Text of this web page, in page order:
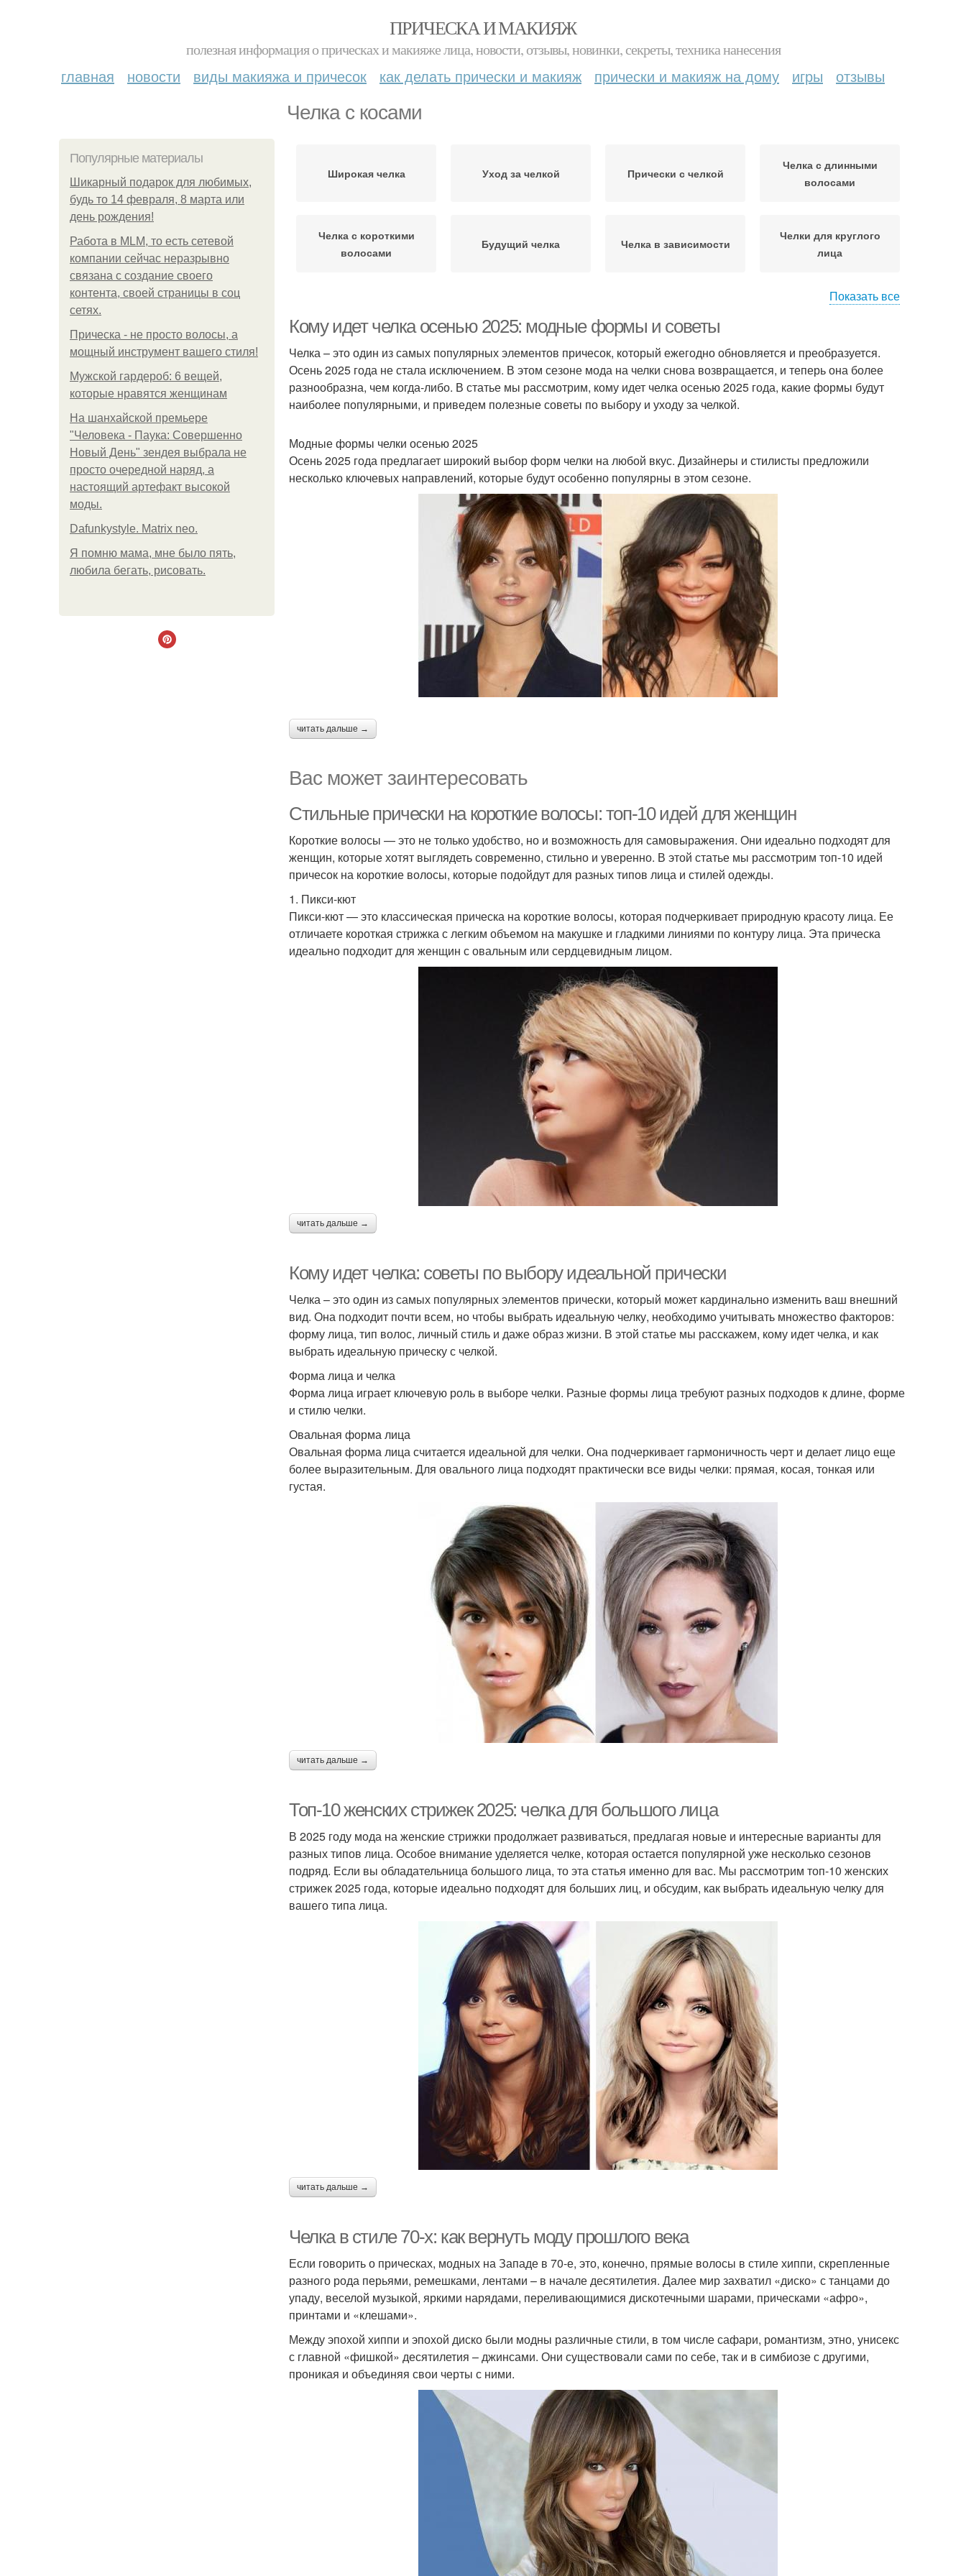
ПРИЧЕСКА И МАКИЯЖ
полезная информация о прическах и макияже лица, новости, отзывы, новинки, секреты, техника нанесения
главная новости виды макияжа и причесок как делать прически и макияж прически и макияж на дому игры отзывы
Челка с косами
Популярные материалы
Шикарный подарок для любимых,
будь то 14 февраля, 8 марта или
день рождения!
Работа в MLM, то есть сетевой
компании сейчас неразрывно
связана с создание своего
контента, своей страницы в соц
сетях.
Прическа - не просто волосы, а
мощный инструмент вашего стиля!
Мужской гардероб: 6 вещей,
которые нравятся женщинам
На шанхайской премьере
"Человека - Паука: Совершенно
Новый День" зендея выбрала не
просто очередной наряд, а
настоящий артефакт высокой
моды.
Dafunkystyle. Matrix neo.
Я помню мама, мне было пять,
любила бегать, рисовать.
Широкая челка Уход за челкой Прически с челкой
Челка с длинными
волосами
Челка с короткими
волосами
Будущий челка Челка в зависимости
Челки для круглого
лица
Показать все
Кому идет челка осенью 2025: модные формы и советы
Челка – это один из самых популярных элементов причесок, который ежегодно обновляется и преобразуется.
Осень 2025 года не стала исключением. В этом сезоне мода на челки снова возвращается, и теперь она более
разнообразна, чем когда-либо. В статье мы рассмотрим, кому идет челка осенью 2025 года, какие формы будут
наиболее популярными, и приведем полезные советы по выбору и уходу за челкой.
Модные формы челки осенью 2025
Осень 2025 года предлагает широкий выбор форм челки на любой вкус. Дизайнеры и стилисты предложили
несколько ключевых направлений, которые будут особенно популярны в этом сезоне.
читать дальше →
Вас может заинтересовать
Стильные прически на короткие волосы: топ-10 идей для женщин
Короткие волосы — это не только удобство, но и возможность для самовыражения. Они идеально подходят для
женщин, которые хотят выглядеть современно, стильно и уверенно. В этой статье мы рассмотрим топ-10 идей
причесок на короткие волосы, которые подойдут для разных типов лица и стилей одежды.
1. Пикси-кют
Пикси-кют — это классическая прическа на короткие волосы, которая подчеркивает природную красоту лица. Ее
отличаете короткая стрижка с легким объемом на макушке и гладкими линиями по контуру лица. Эта прическа
идеально подходит для женщин с овальным или сердцевидным лицом.
читать дальше →
Кому идет челка: советы по выбору идеальной прически
Челка – это один из самых популярных элементов прически, который может кардинально изменить ваш внешний
вид. Она подходит почти всем, но чтобы выбрать идеальную челку, необходимо учитывать множество факторов:
форму лица, тип волос, личный стиль и даже образ жизни. В этой статье мы расскажем, кому идет челка, и как
выбрать идеальную прическу с челкой.
Форма лица и челка
Форма лица играет ключевую роль в выборе челки. Разные формы лица требуют разных подходов к длине, форме
и стилю челки.
Овальная форма лица
Овальная форма лица считается идеальной для челки. Она подчеркивает гармоничность черт и делает лицо еще
более выразительным. Для овального лица подходят практически все виды челки: прямая, косая, тонкая или
густая.
читать дальше →
Топ-10 женских стрижек 2025: челка для большого лица
В 2025 году мода на женские стрижки продолжает развиваться, предлагая новые и интересные варианты для
разных типов лица. Особое внимание уделяется челке, которая остается популярной уже несколько сезонов
подряд. Если вы обладательница большого лица, то эта статья именно для вас. Мы рассмотрим топ-10 женских
стрижек 2025 года, которые идеально подходят для больших лиц, и обсудим, как выбрать идеальную челку для
вашего типа лица.
читать дальше →
Челка в стиле 70-х: как вернуть моду прошлого века
Если говорить о прическах, модных на Западе в 70-е, это, конечно, прямые волосы в стиле хиппи, скрепленные
разного рода перьями, ремешками, лентами – в начале десятилетия. Далее мир захватил «диско» с танцами до
упаду, веселой музыкой, яркими нарядами, переливающимися дискотечными шарами, прическами «афро»,
принтами и «клешами».
Между эпохой хиппи и эпохой диско были модны различные стили, в том числе сафари, романтизм, этно, унисекс
с главной «фишкой» десятилетия – джинсами. Они существовали сами по себе, так и в симбиозе с другими,
проникая и объединяя свои черты с ними.